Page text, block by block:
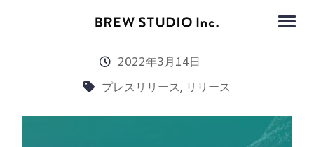
2022年3月14日
プレスリリース, リリース